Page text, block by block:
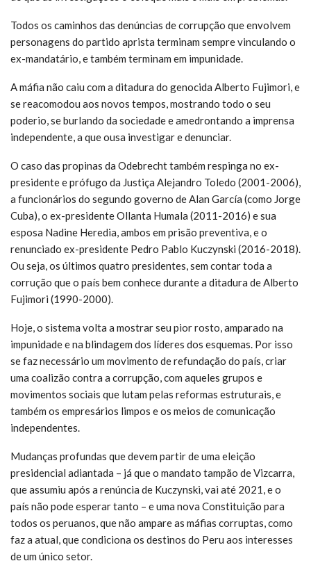
Todos os caminhos das denúncias de corrupção que envolvem
personagens do partido aprista terminam sempre vinculando o
ex-mandatário, e também terminam em impunidade.
A máfia não caiu com a ditadura do genocida Alberto Fujimori, e
se reacomodou aos novos tempos, mostrando todo o seu
poderio, se burlando da sociedade e amedrontando a imprensa
independente, a que ousa investigar e denunciar.
O caso das propinas da Odebrecht também respinga no ex-
presidente e prófugo da Justiça Alejandro Toledo (2001-2006),
a funcionários do segundo governo de Alan García (como Jorge
Cuba), o ex-presidente Ollanta Humala (2011-2016) e sua
esposa Nadine Heredia, ambos em prisão preventiva, e o
renunciado ex-presidente Pedro Pablo Kuczynski (2016-2018).
Ou seja, os últimos quatro presidentes, sem contar toda a
corrução que o país bem conhece durante a ditadura de Alberto
Fujimori (1990-2000).
Hoje, o sistema volta a mostrar seu pior rosto, amparado na
impunidade e na blindagem dos líderes dos esquemas. Por isso
se faz necessário um movimento de refundação do país, criar
uma coalizão contra a corrupção, com aqueles grupos e
movimentos sociais que lutam pelas reformas estruturais, e
também os empresários limpos e os meios de comunicação
independentes.
Mudanças profundas que devem partir de uma eleição
presidencial adiantada – já que o mandato tampão de Vizcarra,
que assumiu após a renúncia de Kuczynski, vai até 2021, e o
país não pode esperar tanto – e uma nova Constituição para
todos os peruanos, que não ampare as máfias corruptas, como
faz a atual, que condiciona os destinos do Peru aos interesses
de um único setor.